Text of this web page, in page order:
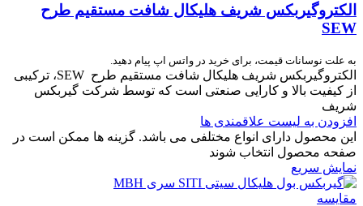
الکتروگیربکس شریف هلیکال شافت مستقیم طرح
SEW
به علت نوسانات قیمت، برای خرید در واتس اپ پیام دهید.
الکتروگیربکس شریف هلیکال شافت مستقیم طرح SEW، ترکیبی
از کیفیت بالا و کارایی صنعتی است که توسط شرکت گیربکس
شریف
افزودن به لیست علاقمندی ها
این محصول دارای انواع مختلفی می باشد. گزینه ها ممکن است در
صفحه محصول انتخاب شوند
نمایش سریع
مقایسه